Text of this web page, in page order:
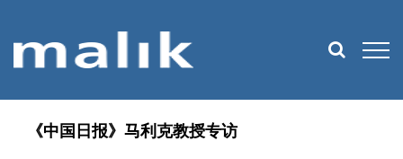
content
《中国日报》马利克教授专访